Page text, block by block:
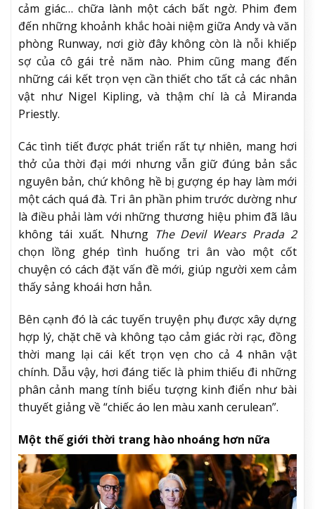
cảm giác… chữa lành một cách bất ngờ. Phim đem
đến những khoảnh khắc hoài niệm giữa Andy và văn
phòng Runway, nơi giờ đây không còn là nỗi khiếp
sợ của cô gái trẻ năm nào. Phim cũng mang đến
những cái kết trọn vẹn cần thiết cho tất cả các nhân
vật như Nigel Kipling, và thậm chí là cả Miranda
Priestly.
Các tình tiết được phát triển rất tự nhiên, mang hơi
thở của thời đại mới nhưng vẫn giữ đúng bản sắc
nguyên bản, chứ không hề bị gượng ép hay làm mới
một cách quá đà. Tri ân phần phim trước dường như
là điều phải làm với những thương hiệu phim đã lâu
không tái xuất. Nhưng The Devil Wears Prada 2
chọn lồng ghép tình huống tri ân vào một cốt
chuyện có cách đặt vấn đề mới, giúp người xem cảm
thấy sảng khoái hơn hẳn.
Bên cạnh đó là các tuyến truyện phụ được xây dựng
hợp lý, chặt chẽ và không tạo cảm giác rời rạc, đồng
thời mang lại cái kết trọn vẹn cho cả 4 nhân vật
chính. Dẫu vậy, hơi đáng tiếc là phim thiếu đi những
phân cảnh mang tính biểu tượng kinh điển như bài
thuyết giảng về “chiếc áo len màu xanh cerulean”.
Một thế giới thời trang hào nhoáng hơn nữa